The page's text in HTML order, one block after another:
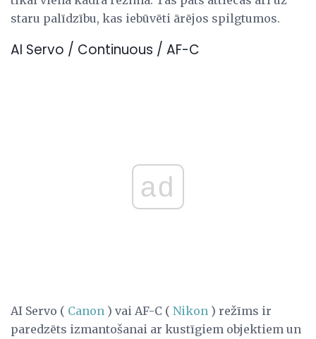
staru palīdzību, kas iebūvēti ārējos spilgtumos.
AI Servo / Continuous / AF-C
ad
AI Servo ( Canon ) vai AF-C ( Nikon ) režīms ir
paredzēts izmantošanai ar kustīgiem objektiem un